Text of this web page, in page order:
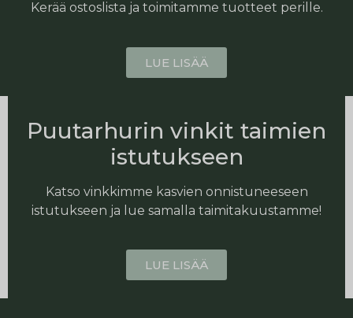
Kerää ostoslista ja toimitamme tuotteet perille.
LUE LISÄÄ
Puutarhurin vinkit taimien
istutukseen
Katso vinkkimme kasvien onnistuneeseen
istutukseen ja lue samalla taimitakuustamme!
LUE LISÄÄ